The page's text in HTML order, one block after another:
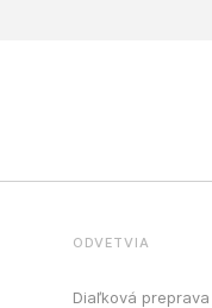
ODVETVIA
Diaľková preprava